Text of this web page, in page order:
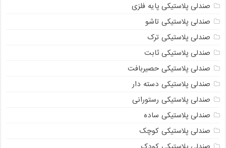
صندلی پلاستیکی پایه فلزی
صندلی پلاستیکی تاشو
صندلی پلاستیکی ترک
صندلی پلاستیکی ثابت
صندلی پلاستیکی حصیربافت
صندلی پلاستیکی دسته دار
صندلی پلاستیکی رستورانی
صندلی پلاستیکی ساده
صندلی پلاستیکی کوچک